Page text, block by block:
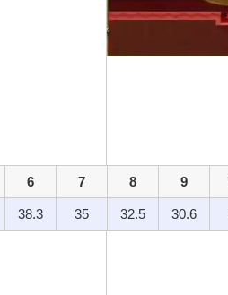
6 7 8 9
38.3 35 32.5 30.6